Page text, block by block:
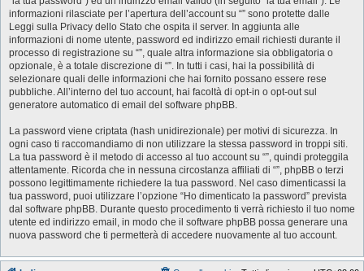
informazioni rilasciate per l’apertura dell’account su “” sono protette dalle
Leggi sulla Privacy dello Stato che ospita il server. In aggiunta alle
informazioni di nome utente, password ed indirizzo email richiesti durante il
processo di registrazione su “”, quale altra informazione sia obbligatoria o
opzionale, è a totale discrezione di “”. In tutti i casi, hai la possibilità di
selezionare quali delle informazioni che hai fornito possano essere rese
pubbliche. All’interno del tuo account, hai facoltà di opt-in o opt-out sul
generatore automatico di email del software phpBB.
La password viene criptata (hash unidirezionale) per motivi di sicurezza. In
ogni caso ti raccomandiamo di non utilizzare la stessa password in troppi siti.
La tua password è il metodo di accesso al tuo account su “”, quindi proteggila
attentamente. Ricorda che in nessuna circostanza affiliati di “”, phpBB o terzi
possono legittimamente richiedere la tua password. Nel caso dimenticassi la
tua password, puoi utilizzare l’opzione “Ho dimenticato la password” prevista
dal software phpBB. Durante questo procedimento ti verrà richiesto il tuo nome
utente ed indirizzo email, in modo che il software phpBB possa generare una
nuova password che ti permetterà di accedere nuovamente al tuo account.